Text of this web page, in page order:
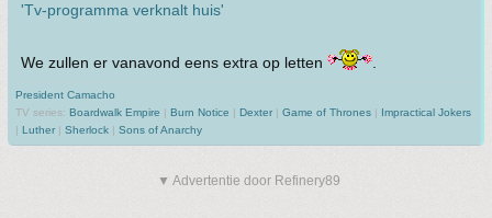
'Tv-programma verknalt huis'
We zullen er vanavond eens extra op letten
President Camacho
TV series: Boardwalk Empire | Burn Notice | Dexter | Game of Thrones | Impractical Jokers
| Luther | Sherlock | Sons of Anarchy
▼ Advertentie door Refinery89